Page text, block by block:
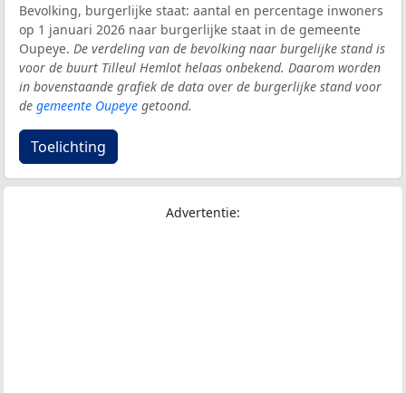
Bevolking, burgerlijke staat: aantal en percentage inwoners
op 1 januari 2026 naar burgerlijke staat in de gemeente
Oupeye. De verdeling van de bevolking naar burgelijke stand is
voor de buurt Tilleul Hemlot helaas onbekend. Daarom worden
in bovenstaande grafiek de data over de burgerlijke stand voor
de gemeente Oupeye getoond.
Toelichting
Advertentie: